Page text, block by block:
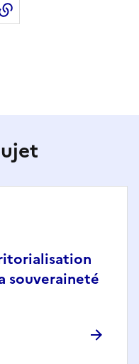
Twitter)
LinkedInpar email
souveraineté